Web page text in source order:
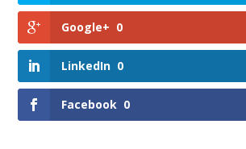
Google+ 0
LinkedIn 0
Facebook 0